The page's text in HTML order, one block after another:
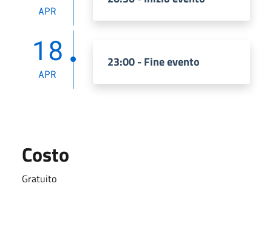
APR
18
APR
23:00 - Fine evento
Costo
Gratuito